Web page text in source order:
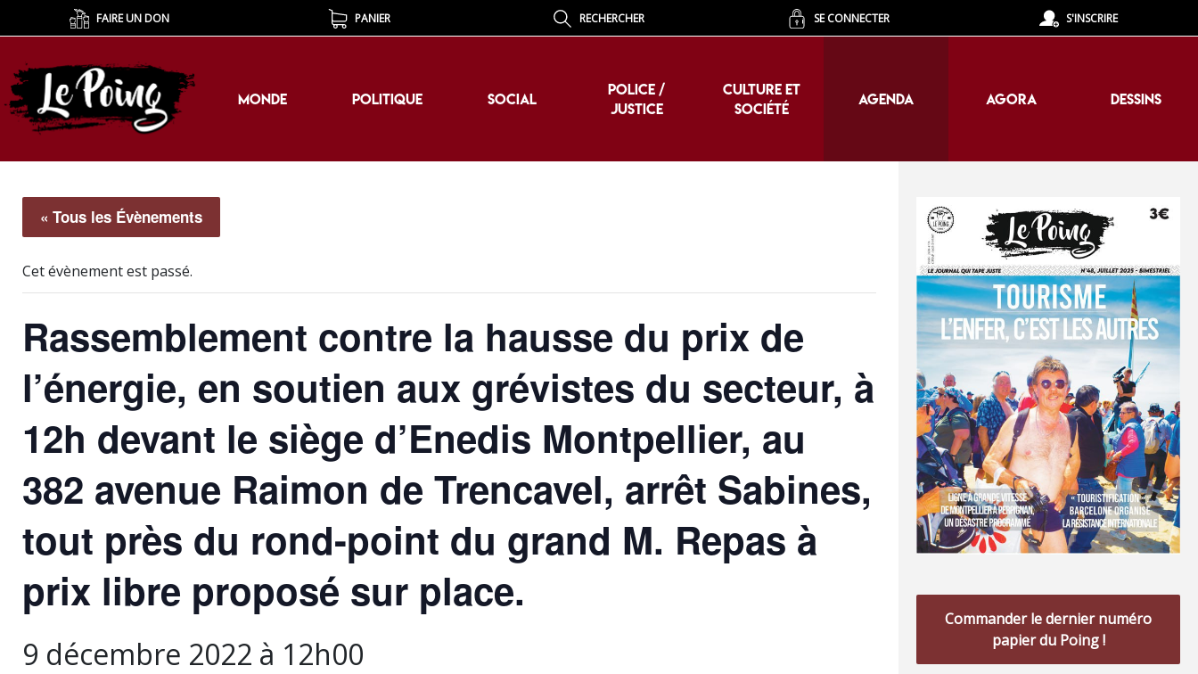
FAIRE UN DON PANIER RECHERCHER SE CONNECTER S'INSCRIRE
MONDE POLITIQUE SOCIAL
POLICE /
JUSTICE
CULTURE ET
SOCIÉTÉ
AGENDA AGORA DESSINS
MONDE POLITIQUE SOCIAL
POLICE /
JUSTICE
CULTURE ET
SOCIÉTÉ
AGENDA AGORA DESSINS
« Tous les Évènements
Cet évènement est passé.
Rassemblement contre la hausse du prix de
l’énergie, en soutien aux grévistes du secteur, à
12h devant le siège d’Enedis Montpellier, au
382 avenue Raimon de Trencavel, arrêt Sabines,
tout près du rond-point du grand M. Repas à
prix libre proposé sur place.
9 décembre 2022 à 12h00
Commander le dernier numéro
papier du Poing !